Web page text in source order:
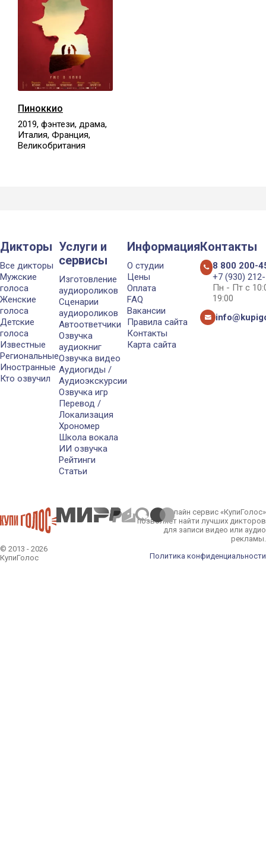
Пиноккио
2019, фэнтези, драма,
Италия, Франция,
Великобритания
Дикторы
Все дикторы
Мужские
голоса
Женские
голоса
Детские
голоса
Известные
Региональные
Иностранные
Кто озвучил
Услуги и
сервисы
Изготовление
аудиороликов
Сценарии
аудиороликов
Автоответчики
Озвучка
аудиокниг
Озвучка видео
Аудиогиды /
Аудиоэкскурсии
Озвучка игр
Перевод /
Локализация
Хрономер
Школа вокала
ИИ озвучка
Рейтинги
Статьи
Информация
О студии
Цены
Оплата
FAQ
Вакансии
Правила сайта
Контакты
Карта сайта
Контакты
8 800 200-
+7 (930)
Пн - Пт с
19:00
© 2013 - 2026
КупиГолос
Онлайн сервис «КупиГолос»
позволяет найти лучших дикторов
для записи видео или аудио
рекламы.
Политика конфиденциальности